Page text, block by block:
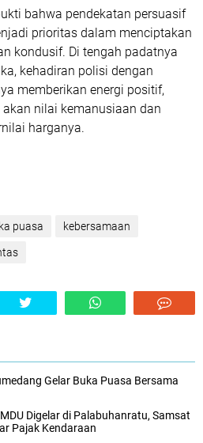
bahwa pendekatan persuasif
prioritas dalam menciptakan
kondusif. Di tengah padatnya
kehadiran polisi dengan
memberikan energi positif,
nilai kemanusiaan dan
harganya.
puasa kebersamaan
Gelar Buka Puasa Bersama
Digelar di Palabuhanratu, Samsat
Pajak Kendaraan